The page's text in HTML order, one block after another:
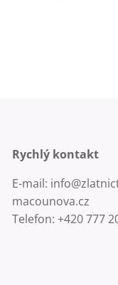
Rychlý kontakt
E-mail:
macounova.cz
Telefon: +420 777